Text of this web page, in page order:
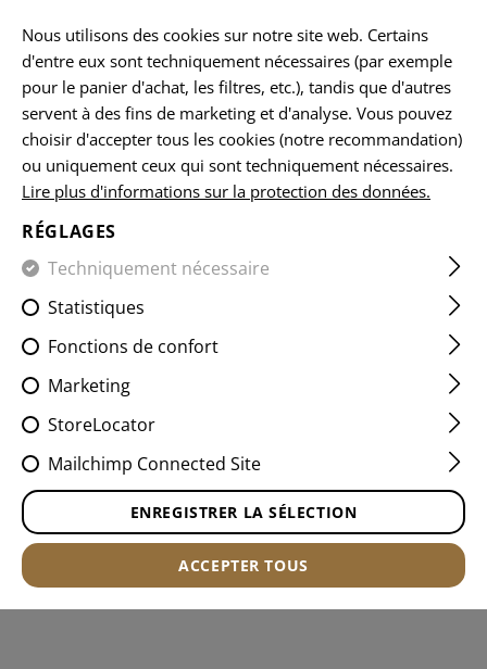
jour férié sur 15.08.2026.
ACCUEIL EQUIPEMENTS LES ÉCUSSONS CLASSIQUES
UNITED NATIONS PATCH
Nous utilisons des cookies sur notre site web. Certains
d'entre eux sont techniquement nécessaires (par exemple
pour le panier d'achat, les filtres, etc.), tandis que d'autres
servent à des fins de marketing et d'analyse. Vous pouvez
choisir d'accepter tous les cookies (notre recommandation)
ou uniquement ceux qui sont techniquement nécessaires.
Lire plus d'informations sur la protection des données.
RÉGLAGES
Techniquement nécessaire
Statistiques
Fonctions de confort
Marketing
StoreLocator
Mailchimp Connected Site
ENREGISTRER LA SÉLECTION
ACCEPTER TOUS